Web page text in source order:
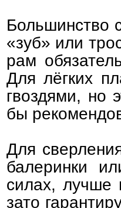
Большинство
«зуб» или
рам
Для лёгких
гвоздями, но
бы
Для
балеринки
силах, лучше
зато